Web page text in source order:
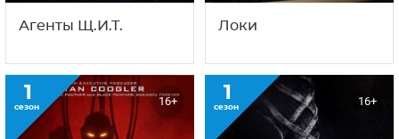
Агенты Щ.И.Т. Локи
1
сезон 16+ 1
сезон 16+